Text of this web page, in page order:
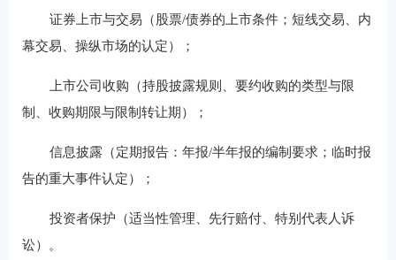
证券上市与交易（股票/债券的上市条件；短线交易、内
幕交易、操纵市场的认定）；
上市公司收购（持股披露规则、要约收购的类型与限
制、收购期限与限制转让期）；
信息披露（定期报告：年报/半年报的编制要求；临时报
告的重大事件认定）；
投资者保护（适当性管理、先行赔付、特别代表人诉
讼）。